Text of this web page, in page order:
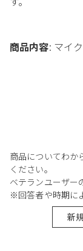
商品内容: マイ
商品についてわか
ください。
ベテランユーザー
※回答者や時期に
新